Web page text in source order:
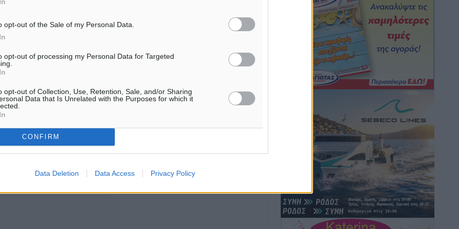
opt-out of the Sale of my Personal Data.
opt-out of processing my Personal Data for Targeted
opt-out of Collection, Use, Retention, Sale, and/or Sharing
Data that Is Unrelated with the Purposes for which it
CONFIRM
Data Deletion Data Access Privacy Policy
Η Δημοκρατική δεν υιοθετεί
όποια σχόλια θεωρούμε
Χρήστες που δεν τηρούν
του σχολίου.
Για την μερική αναπαραγωγή της
είδησης από άλλες ιστοσελίδες
παρακάτω παρεχόμενου
συνδέσμου παραπομπής προς το
Τοπικές Ειδήσεις• πριν 1 ώρα
Iατρικός Σύλλογος Ροδου προς Α.
Γεωργιάδη: Στρατηγικές Προτάσεις για
την Ενίσχυση της Δημόσιας Υγείας στη
Νησιωτική Ελλάδα και στα
Νοσοκομεία της Γ΄ Ζώνης
Πάνθηρες: Ξεκίνησαν αισιόδοξοι για
την παρθενική “πτήση” τους
Αθλητικά πριν 2 ώρες
Άρης Αρχαγγέλου: Στο πλευρό του
άτυχου Ιάκωβου Θωμά
Αθλητικά • πριν 2 ώρες